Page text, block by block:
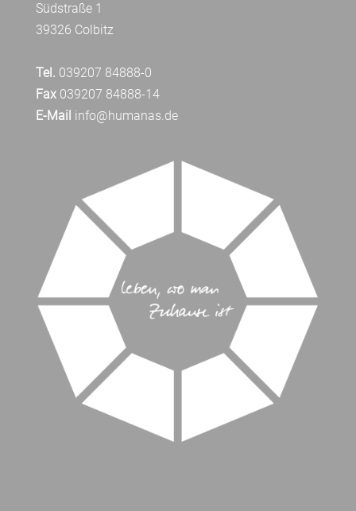
Südstraße 1
39326 Colbitz
Tel. 039207 84888-0
Fax039207 84888-14
E-Mail info@humanas.de